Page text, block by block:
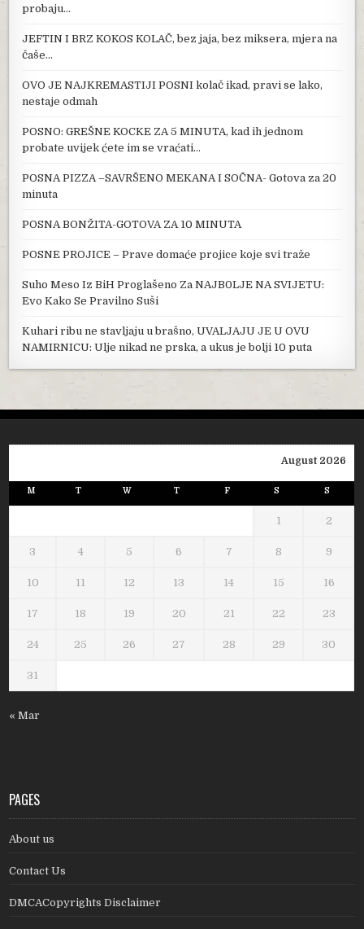
probaju…
JEFTIN I BRZ KOKOS KOLAČ, bez jaja, bez miksera, mjera na
čaše…
OVO JE NAJKREMASTIJI POSNI kolač ikad, pravi se lako,
nestaje odmah
POSNO: GREŠNE KOCKE ZA 5 MINUTA, kad ih jednom
probate uvijek ćete im se vraćati…
POSNA PIZZA –SAVRŠENO MEKANA I SOČNA- Gotova za 20
minuta
POSNA BONŽITA-GOTOVA ZA 10 MINUTA
POSNE PROJICE – Prave domaće projice koje svi traže
Suho Meso Iz BiH Proglašeno Za NAJB0LJE NA SVIJETU:
Evo Kako Se Pravilno Suši
Kuhari ribu ne stavljaju u brašno, UVALJAJU JE U OVU
NAMIRNICU: Ulje nikad ne prska, a ukus je bolji 10 puta
August 2026
M T W T F S S
1 2
3 4 5 6 7 8 9
10 11 12 13 14 15 16
17 18 19 20 21 22 23
24 25 26 27 28 29 30
31
« Mar
PAGES
About us
Contact Us
DMCACopyrights Disclaimer